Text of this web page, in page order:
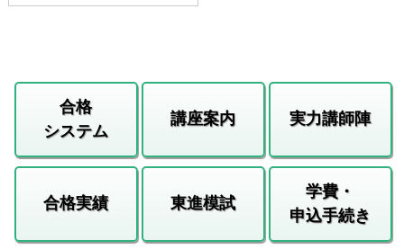
合格
システム
講座案内 実力講師陣
合格実績 東進模試
学費・
申込手続き